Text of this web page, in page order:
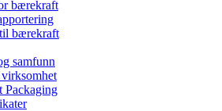
bærekraft
bærekraft
samfunn
Packaging